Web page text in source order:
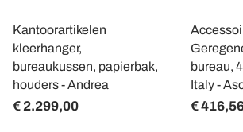
Kantoorartikelen
kleerhanger,
bureaukussen, papierbak,
houders - Andrea
€ 2.299,00
bureau,
Italy -
€